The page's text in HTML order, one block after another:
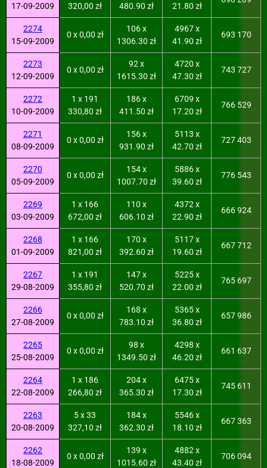
17-09-2009 320,00 zł 480.90 zł 21.80 zł
2274
15-09-2009
0 x 0,00 zł
106 x
1306.30 zł
4967 x
41.90 zł
693 170
2273
12-09-2009
0 x 0,00 zł
92 x
1615.30 zł
4720 x
47.30 zł
743 727
2272
10-09-2009
1 x 191
330,80 zł
186 x
411.50 zł
6709 x
17.20 zł
766 529
2271
08-09-2009
0 x 0,00 zł
156 x
931.90 zł
5113 x
42.70 zł
727 403
2270
05-09-2009
0 x 0,00 zł
154 x
1007.70 zł
5886 x
39.60 zł
776 543
2269
03-09-2009
1 x 166
672,00 zł
110 x
606.10 zł
4372 x
22.90 zł
666 924
2268
01-09-2009
1 x 166
821,00 zł
170 x
392.60 zł
5117 x
19.60 zł
667 712
2267
29-08-2009
1 x 191
355,80 zł
147 x
520.70 zł
5225 x
22.00 zł
765 697
2266
27-08-2009
0 x 0,00 zł
168 x
783.10 zł
5365 x
36.80 zł
657 986
2265
25-08-2009
0 x 0,00 zł
98 x
1349.50 zł
4298 x
46.20 zł
661 637
2264
22-08-2009
1 x 186
266,80 zł
204 x
365.30 zł
6475 x
17.30 zł
745 611
2263
20-08-2009
5 x 33
327,10 zł
184 x
362.30 zł
5546 x
18.10 zł
667 363
2262
18-08-2009
0 x 0,00 zł
139 x
1015.60 zł
4882 x
43.40 zł
706 094